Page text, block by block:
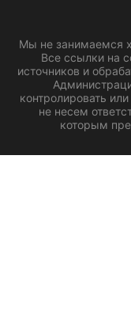
Мы не занимаемся
Все ссылки на
источников и
контролировать
не несем
которым